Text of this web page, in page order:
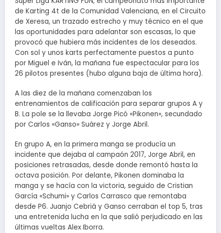
de Karting 4t de la Comunidad Valenciana, en el Circuito
de Xeresa, un trazado estrecho y muy técnico en el que
las oportunidades para adelantar son escasas, lo que
provocó que hubiera más incidentes de los deseados.
Con sol y unos karts perfectamente puestos a punto
por Miguel e Iván, la mañana fue espectacular para los
26 pilotos presentes (hubo alguna baja de última hora).
A las diez de la mañana comenzaban los
entrenamientos de calificación para separar grupos A y
B. La pole se la llevaba Jorge Picó «Pikonen», secundado
por Carlos «Ganso» Suárez y Jorge Abril.
En grupo A, en la primera manga se producía un
incidente que dejaba al campaón 2017, Jorge Abril, en
posiciones retrasadas, desde donde remontó hasta la
octava posición. Por delante, Pikonen dominaba la
manga y se hacía con la victoria, seguido de Cristian
García «Schumi» y Carlos Carrasco que remontaba
desde P6. Juanjo Cebriá y Ganso cerraban el top 5, tras
una entretenida lucha en la que salió perjudicado en las
últimas vueltas Alex Iborra.